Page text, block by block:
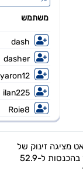
מציגה זינוק של
22.8 אחוז בהכנסות ל-52.9